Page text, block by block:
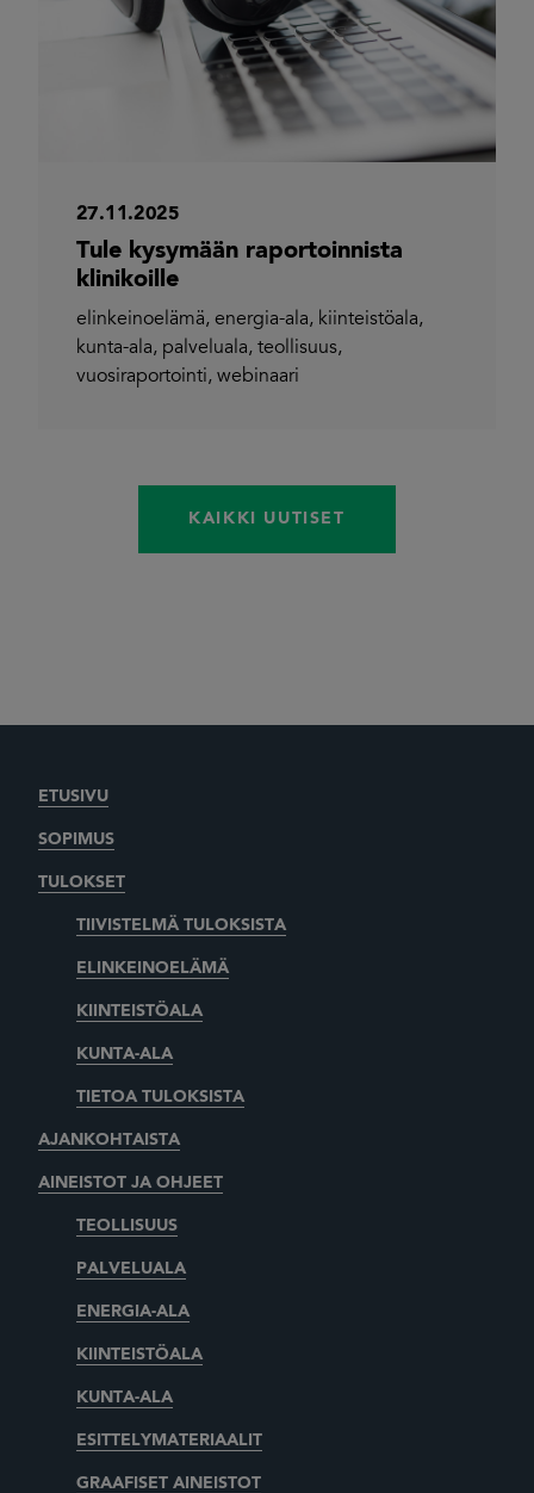
27.11.2025
Tule kysymään raportoinnista
klinikoille
elinkeinoelämä, energia-ala, kiinteistöala,
kunta-ala, palveluala, teollisuus,
vuosiraportointi, webinaari
KAIKKI UUTISET
ETUSIVU
SOPIMUS
TULOKSET
TIIVISTELMÄ TULOKSISTA
ELINKEINOELÄMÄ
KIINTEISTÖALA
KUNTA-ALA
TIETOA TULOKSISTA
AJANKOHTAISTA
AINEISTOT JA OHJEET
TEOLLISUUS
PALVELUALA
ENERGIA-ALA
KIINTEISTÖALA
KUNTA-ALA
ESITTELYMATERIAALIT
GRAAFISET AINEISTOT